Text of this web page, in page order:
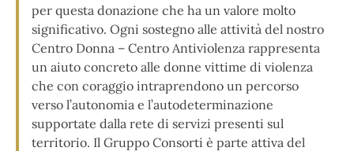
per questa donazione che ha un valore molto
significativo. Ogni sostegno alle attività del nostro
Centro Donna – Centro Antiviolenza rappresenta
un aiuto concreto alle donne vittime di violenza
che con coraggio intraprendono un percorso
verso l’autonomia e l’autodeterminazione
supportate dalla rete di servizi presenti sul
territorio. Il Gruppo Consorti è parte attiva del